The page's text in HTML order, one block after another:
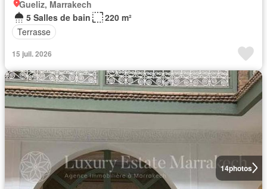
Gueliz, Marrakech
5 Salles de bain
220 m²
Terrasse
15 juil. 2026
14photos